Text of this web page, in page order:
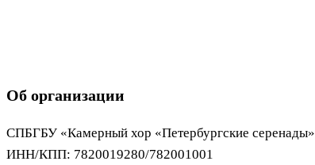
Об организации
СПБГБУ «Камерный хор «Петербургские серенады»
ИНН/КПП: 7820019280/782001001